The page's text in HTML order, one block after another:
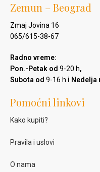
Zemun – Beograd
Zmaj Jovina 16
065/615-38-67
Radno vreme:
Pon.-Petak od 9-20 h,
Subota od 9-16 h i Nedelja
Pomoćni linkovi
Kako kupiti?
Pravila i uslovi
O nama